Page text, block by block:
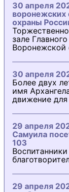
30 апреля
воронежских
охраны
зале
Воронежской
30 апреля
Более двух
имя
движение
29 апреля
Самуила
103
29 апреля